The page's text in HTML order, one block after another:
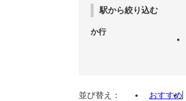
駅から絞り込む
か行
並び替え： おすすめ